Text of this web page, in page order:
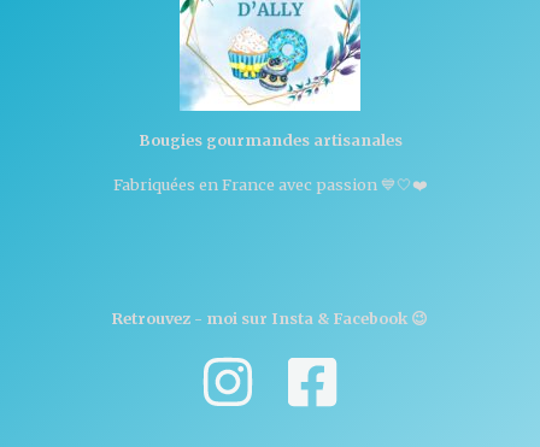
Bougies gourmandes artisanales
Fabriquées en France avec passion 💙🤍❤️
Retrouvez - moi sur Insta & Facebook 😉